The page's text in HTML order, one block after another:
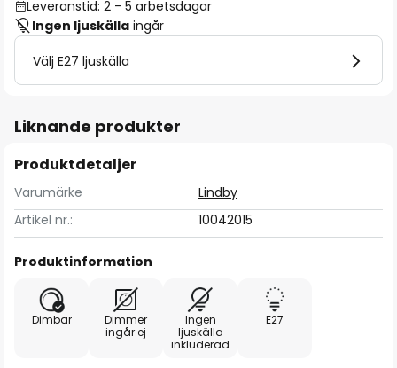
Leveranstid: 2 - 5 arbetsdagar
Ingen ljuskälla ingår
Välj E27 ljuskälla
Liknande produkter
Produktdetaljer
Varumärke
Lindby
Artikel nr.:
10042015
Produktinformation
Dimbar
Dimmer
ingår ej
Ingen
ljuskälla
inkluderad
E27